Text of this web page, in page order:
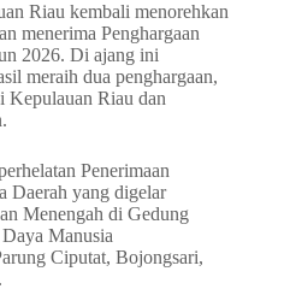
Riau kembali menorehkan
menerima Penghargaan
2026. Di ajang ini
meraih dua penghargaan,
Kepulauan Riau dan
Penerimaan
Daerah yang digelar
Menengah di Gedung
Manusia
Ciputat, Bojongsari,